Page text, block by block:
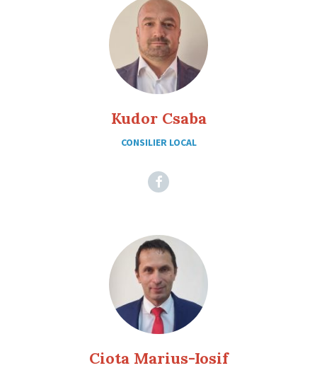
Kudor Csaba
CONSILIER LOCAL
Facebook
Ciota Marius-Iosif